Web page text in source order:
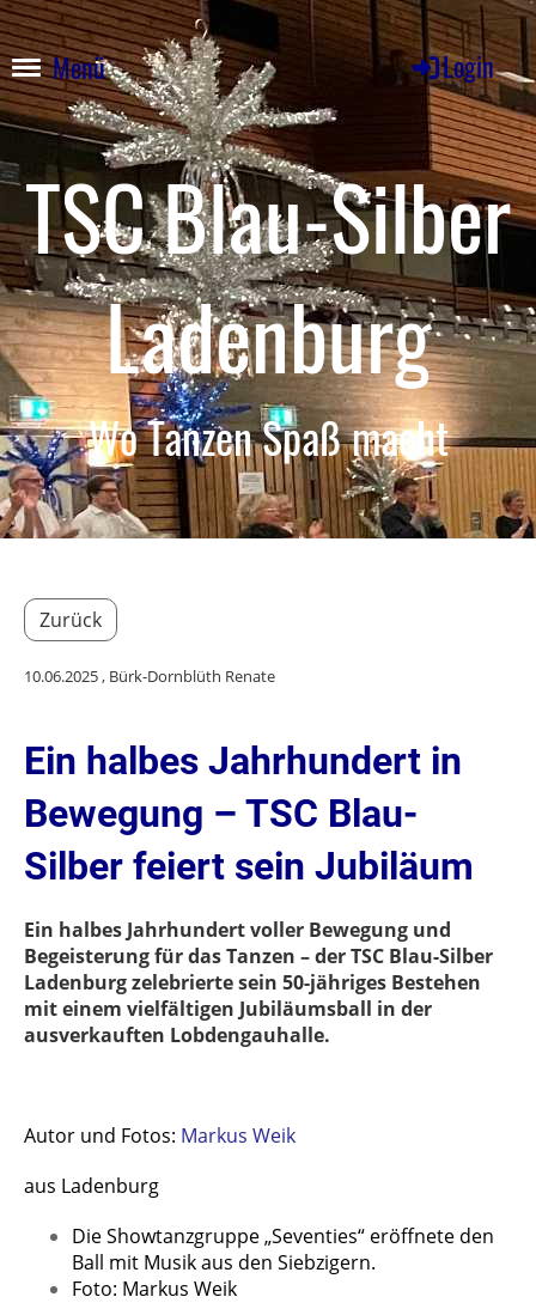
Menü Login
TSCBlau-Silber
Ladenburg
Wo Tanzen Spaß macht
Zurück
10.06.2025, Bürk-Dornblüth Renate
Ein halbes Jahrhundert in
Bewegung – TSC Blau-
Silber feiert sein Jubiläum
Ein halbes Jahrhundert voller Bewegung und
Begeisterung für das Tanzen – der TSC Blau-Silber
Ladenburg zelebrierte sein 50-jähriges Bestehen
mit einem vielfältigen Jubiläumsball in der
ausverkauften Lobdengauhalle.
Autor und Fotos: Markus Weik
aus Ladenburg
Die Showtanzgruppe „Seventies“ eröffnete den
Ball mit Musik aus den Siebzigern.
Foto: Markus Weik